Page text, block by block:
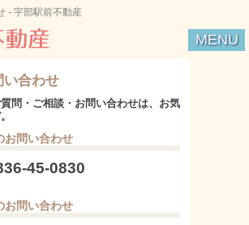
- 宇部駅前不動産
MENU
い合わせ
問・ご相談・お問い合わせは、お気
お問い合わせ
45-0830
お問い合わせ